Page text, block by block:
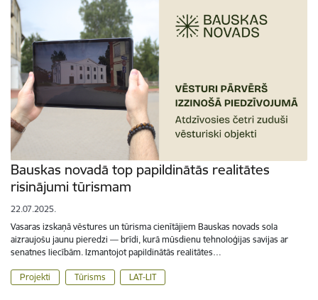
Bauskas novadā top papildinātās realitātes
risinājumi tūrismam
22.07.2025.
Vasaras izskaņā vēstures un tūrisma cienītājiem Bauskas novads sola
aizraujošu jaunu pieredzi — brīdi, kurā mūsdienu tehnoloģijas savijas ar
senatnes liecībām. Izmantojot papildinātās realitātes…
Projekti Tūrisms LAT-LIT